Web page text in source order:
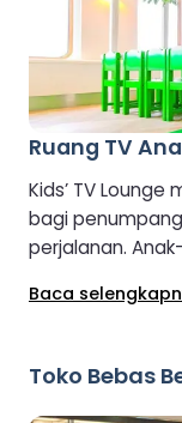
Ruang TV
Kids’ TV
bagi
perjalanan.
nyaman, dan
keluarga yang
sepanjang
Baca
Toko Bebas